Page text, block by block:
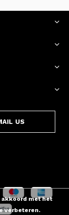
US
akkoord met het
verbeteren.